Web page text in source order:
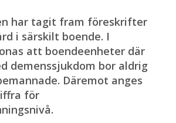
har tagit fram föreskrifter
i särskilt boende. I
att boendeenheter där
demenssjukdom bor aldrig
Däremot anges
för